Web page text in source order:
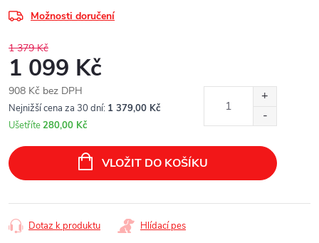
Možnosti doručení
1 379 Kč
1 099 Kč
908 Kč bez DPH
Měrná
cena:
Nejnižší cena za 30 dní: 1 379,00 Kč
Ušetříte280,00 Kč
VLOŽIT DO KOŠÍKU
Dotaz k produktu Hlídací pes